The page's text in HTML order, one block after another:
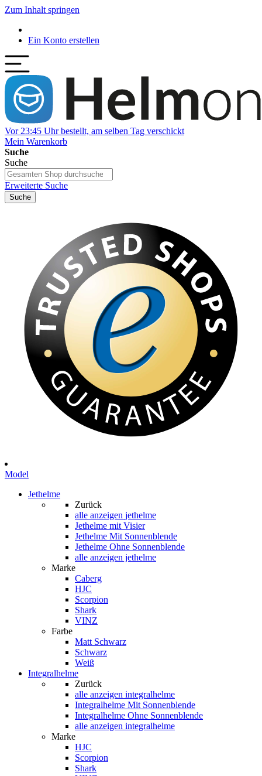
Zum Inhalt springen
Ein Konto erstellen
Vor 23:45 Uhr bestellt, am selben Tag verschickt
Mein Warenkorb
Suche
Suche
Erweiterte Suche
Suche
Model
Jethelme
Zurück
alle anzeigen jethelme
Jethelme mit Visier
Jethelme Mit Sonnenblende
Jethelme Ohne Sonnenblende
alle anzeigen jethelme
Marke
Caberg
HJC
Scorpion
Shark
VINZ
Farbe
Matt Schwarz
Schwarz
Weiß
Integralhelme
Zurück
alle anzeigen integralhelme
Integralhelme Mit Sonnenblende
Integralhelme Ohne Sonnenblende
alle anzeigen integralhelme
Marke
HJC
Scorpion
Shark